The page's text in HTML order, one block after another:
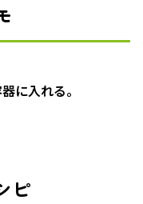
に入れる。
ピ